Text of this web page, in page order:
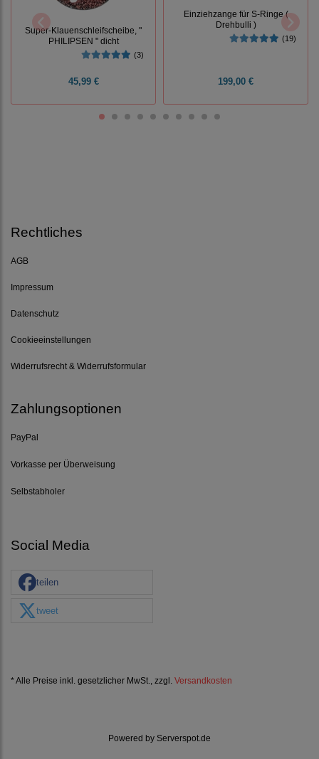
Super-Klauenschleifscheibe, "
PHILIPSEN " dicht
(3)
45,99 €
Einziehzange für S-Ringe (
Drehbulli )
(19)
199,00 €
Rechtliches
AGB
Impressum
Datenschutz
Cookieeinstellungen
Widerrufsrecht & Widerrufsformular
Zahlungsoptionen
PayPal
Vorkasse per Überweisung
Selbstabholer
Social Media
teilen
tweet
* Alle Preise inkl. gesetzlicher MwSt., zzgl. Versandkosten
Powered by Serverspot.de